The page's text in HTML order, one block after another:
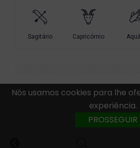
Nós usamos cookies para lhe
experiência.
PROSSEGUIR